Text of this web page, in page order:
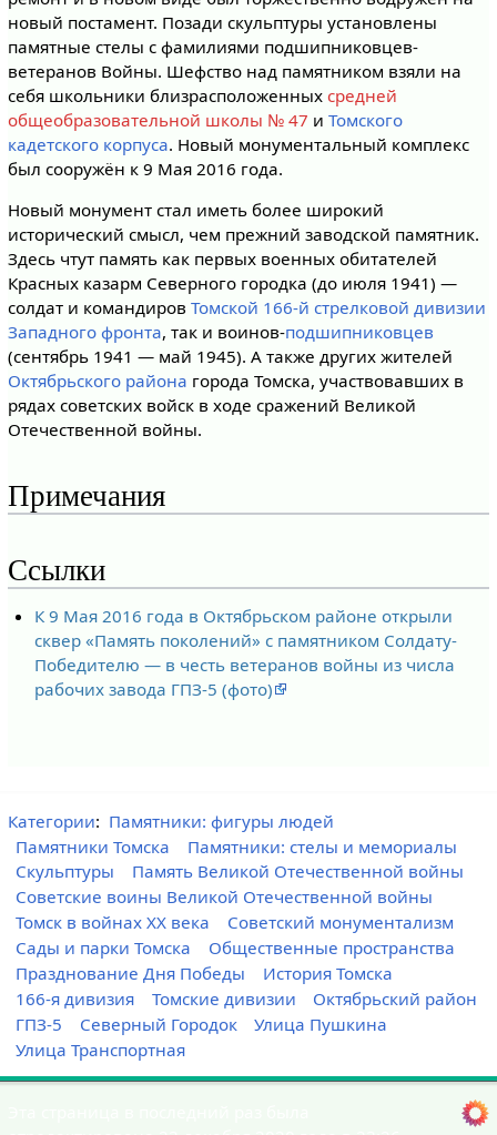
новый постамент. Позади скульптуры установлены
памятные стелы с фамилиями подшипниковцев-
ветеранов Войны. Шефство над памятником взяли на
себя школьники близрасположенных средней
общеобразовательной школы № 47 и Томского
кадетского корпуса. Новый монументальный комплекс
был сооружён к 9 Мая 2016 года.
Новый монумент стал иметь более широкий
исторический смысл, чем прежний заводской памятник.
Здесь чтут память как первых военных обитателей
Красных казарм Северного городка (до июля 1941) —
солдат и командиров Томской 166-й стрелковой дивизии
Западного фронта, так и воинов-подшипниковцев
(сентябрь 1941 — май 1945). А также других жителей
Октябрьского района города Томска, участвовавших в
рядах советских войск в ходе сражений Великой
Отечественной войны.
Примечания
Ссылки
К 9 Мая 2016 года в Октябрьском районе открыли
сквер «Память поколений» с памятником Солдату-
Победителю — в честь ветеранов войны из числа
рабочих завода ГПЗ-5 (фото)
Категории: Памятники: фигуры людей
Памятники Томска
Памятники: стелы и мемориалы
Скульптуры
Память Великой Отечественной войны
Советские воины Великой Отечественной войны
Томск в войнах XX века
Советский монументализм
Сады и парки Томска
Общественные пространства
Празднование Дня Победы
История Томска
166-я дивизия
Томские дивизии
Октябрьский район
ГПЗ-5
Северный Городок
Улица Пушкина
Улица Транспортная